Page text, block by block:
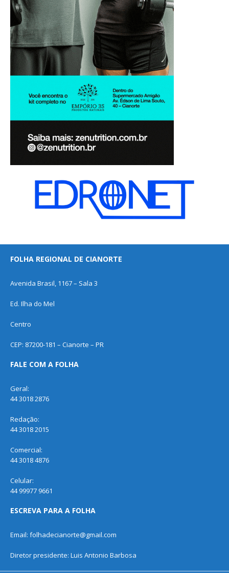
FOLHA REGIONAL DE CIANORTE
Avenida Brasil, 1167 – Sala 3
Ed. Ilha do Mel
Centro
CEP: 87200-181 – Cianorte – PR
FALE COM A FOLHA
Geral:
44 3018 2876
Redação:
44 3018 2015
Comercial:
44 3018 4876
Celular:
44 99977 9661
ESCREVA PARA A FOLHA
Email: folhadecianorte@gmail.com
Diretor presidente: Luis Antonio Barbosa